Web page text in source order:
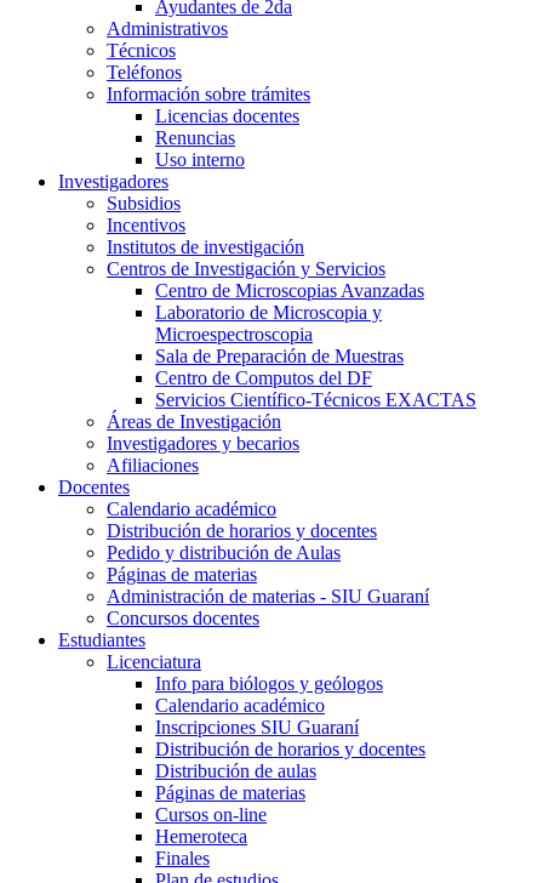
Ayudantes de 2da
Administrativos
Técnicos
Teléfonos
Información sobre trámites
Licencias docentes
Renuncias
Uso interno
Investigadores
Subsidios
Incentivos
Institutos de investigación
Centros de Investigación y Servicios
Centro de Microscopias Avanzadas
Laboratorio de Microscopia y
Microespectroscopia
Sala de Preparación de Muestras
Centro de Computos del DF
Servicios Científico-Técnicos EXACTAS
Áreas de Investigación
Investigadores y becarios
Afiliaciones
Docentes
Calendario académico
Distribución de horarios y docentes
Pedido y distribución de Aulas
Páginas de materias
Administración de materias - SIU Guaraní
Concursos docentes
Estudiantes
Licenciatura
Info para biólogos y geólogos
Calendario académico
Inscripciones SIU Guaraní
Distribución de horarios y docentes
Distribución de aulas
Páginas de materias
Cursos on-line
Hemeroteca
Finales